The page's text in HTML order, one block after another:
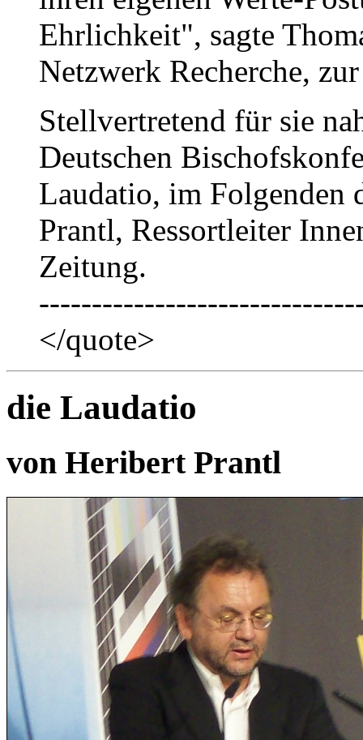
Ehrlichkeit", sagte
Netzwerk Recherche,
Stellvertretend für sie
Deutschen
Laudatio, im Folgenden
Prantl, Ressortleiter
Zeitung.
</quote>
die Laudatio
von Heribert Prantl